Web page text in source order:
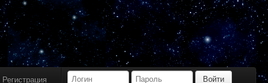
Регистрация
Bash : limboid, заходил бы в Дискорд не
пропустил бы.
Ink
limboid, сейчас как бы всё сообщество
в дискорде, там всегда инфа самая
актуальная
k7.Gladiator : yoyo
Ink:yoyo
MAT1S
гладиатор = бв нагибатор?